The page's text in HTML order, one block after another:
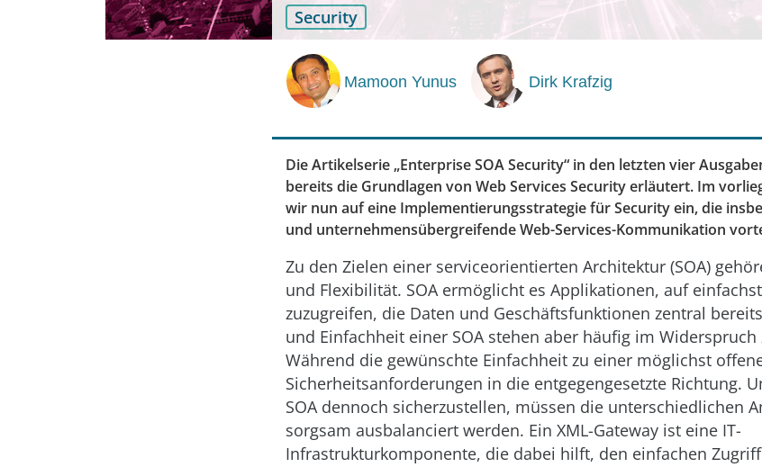
Security
Mamoon Yunus Dirk Krafzig
Die Artikelserie „Enterprise SOA Security“ in den letzten vier
bereits die Grundlagen von Web Services Security erläutert. Im
wir nun auf eine Implementierungsstrategie für Security ein, die
und unternehmensübergreifende Web-Services-Kommunikation
Zu den Zielen einer serviceorientierten Architektur (SOA)
und Flexibilität. SOA ermöglicht es Applikationen, auf
zuzugreifen, die Daten und Geschäftsfunktionen zentral
und Einfachheit einer SOA stehen aber häufig im Widerspruch
Während die gewünschte Einfachheit zu einer möglichst
Sicherheitsanforderungen in die entgegengesetzte Richtung.
SOA dennoch sicherzustellen, müssen die unterschiedlichen
sorgsam ausbalanciert werden. Ein XML-Gateway ist eine IT-
Infrastrukturkomponente, die dabei hilft, den einfachen Zugriff